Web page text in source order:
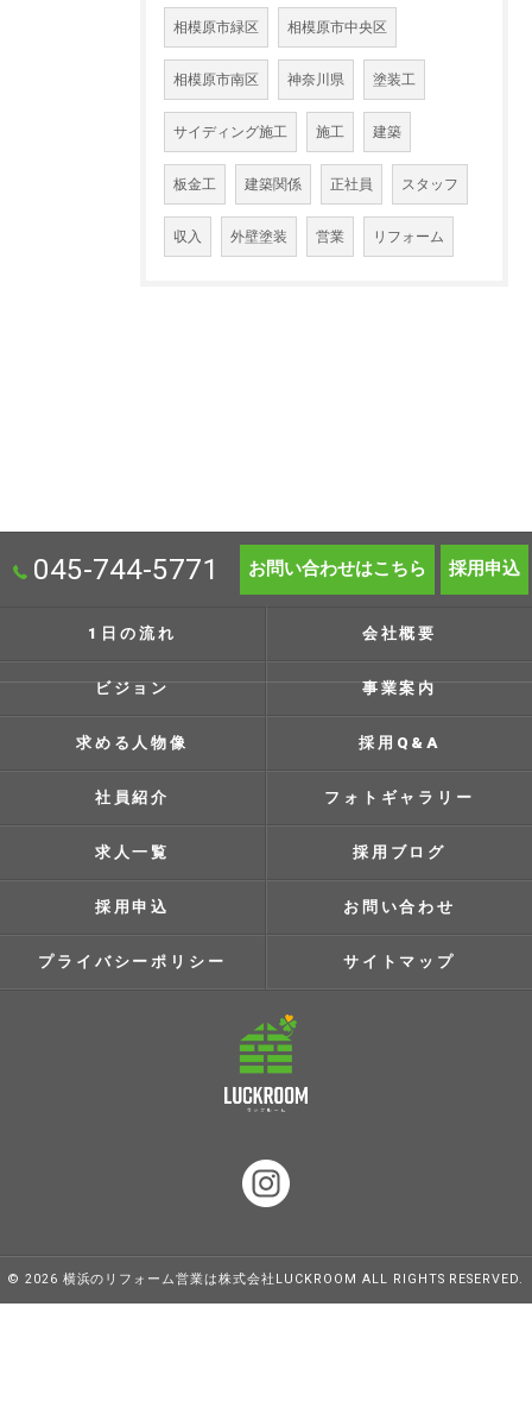
相模原市緑区 相模原市中央区
相模原市南区 神奈川県 塗装工
サイディング施工 施工 建築
板金工 建築関係 正社員 スタッフ
収入 外壁塗装 営業 リフォーム
045-744-5771 お問い合わせはこちら 採用申込
1日の流れ 会社概要
ビジョン 事業案内
求める人物像 採用Q&A
社員紹介 フォトギャラリー
求人一覧 採用ブログ
採用申込 お問い合わせ
プライバシーポリシー サイトマップ
© 2026 横浜のリフォーム営業は株式会社LUCKROOM ALL RIGHTS RESERVED.